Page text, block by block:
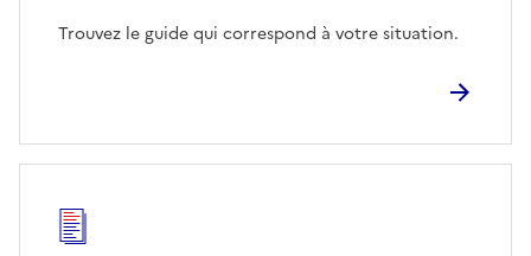
Trouvez le guide qui correspond à votre situation.